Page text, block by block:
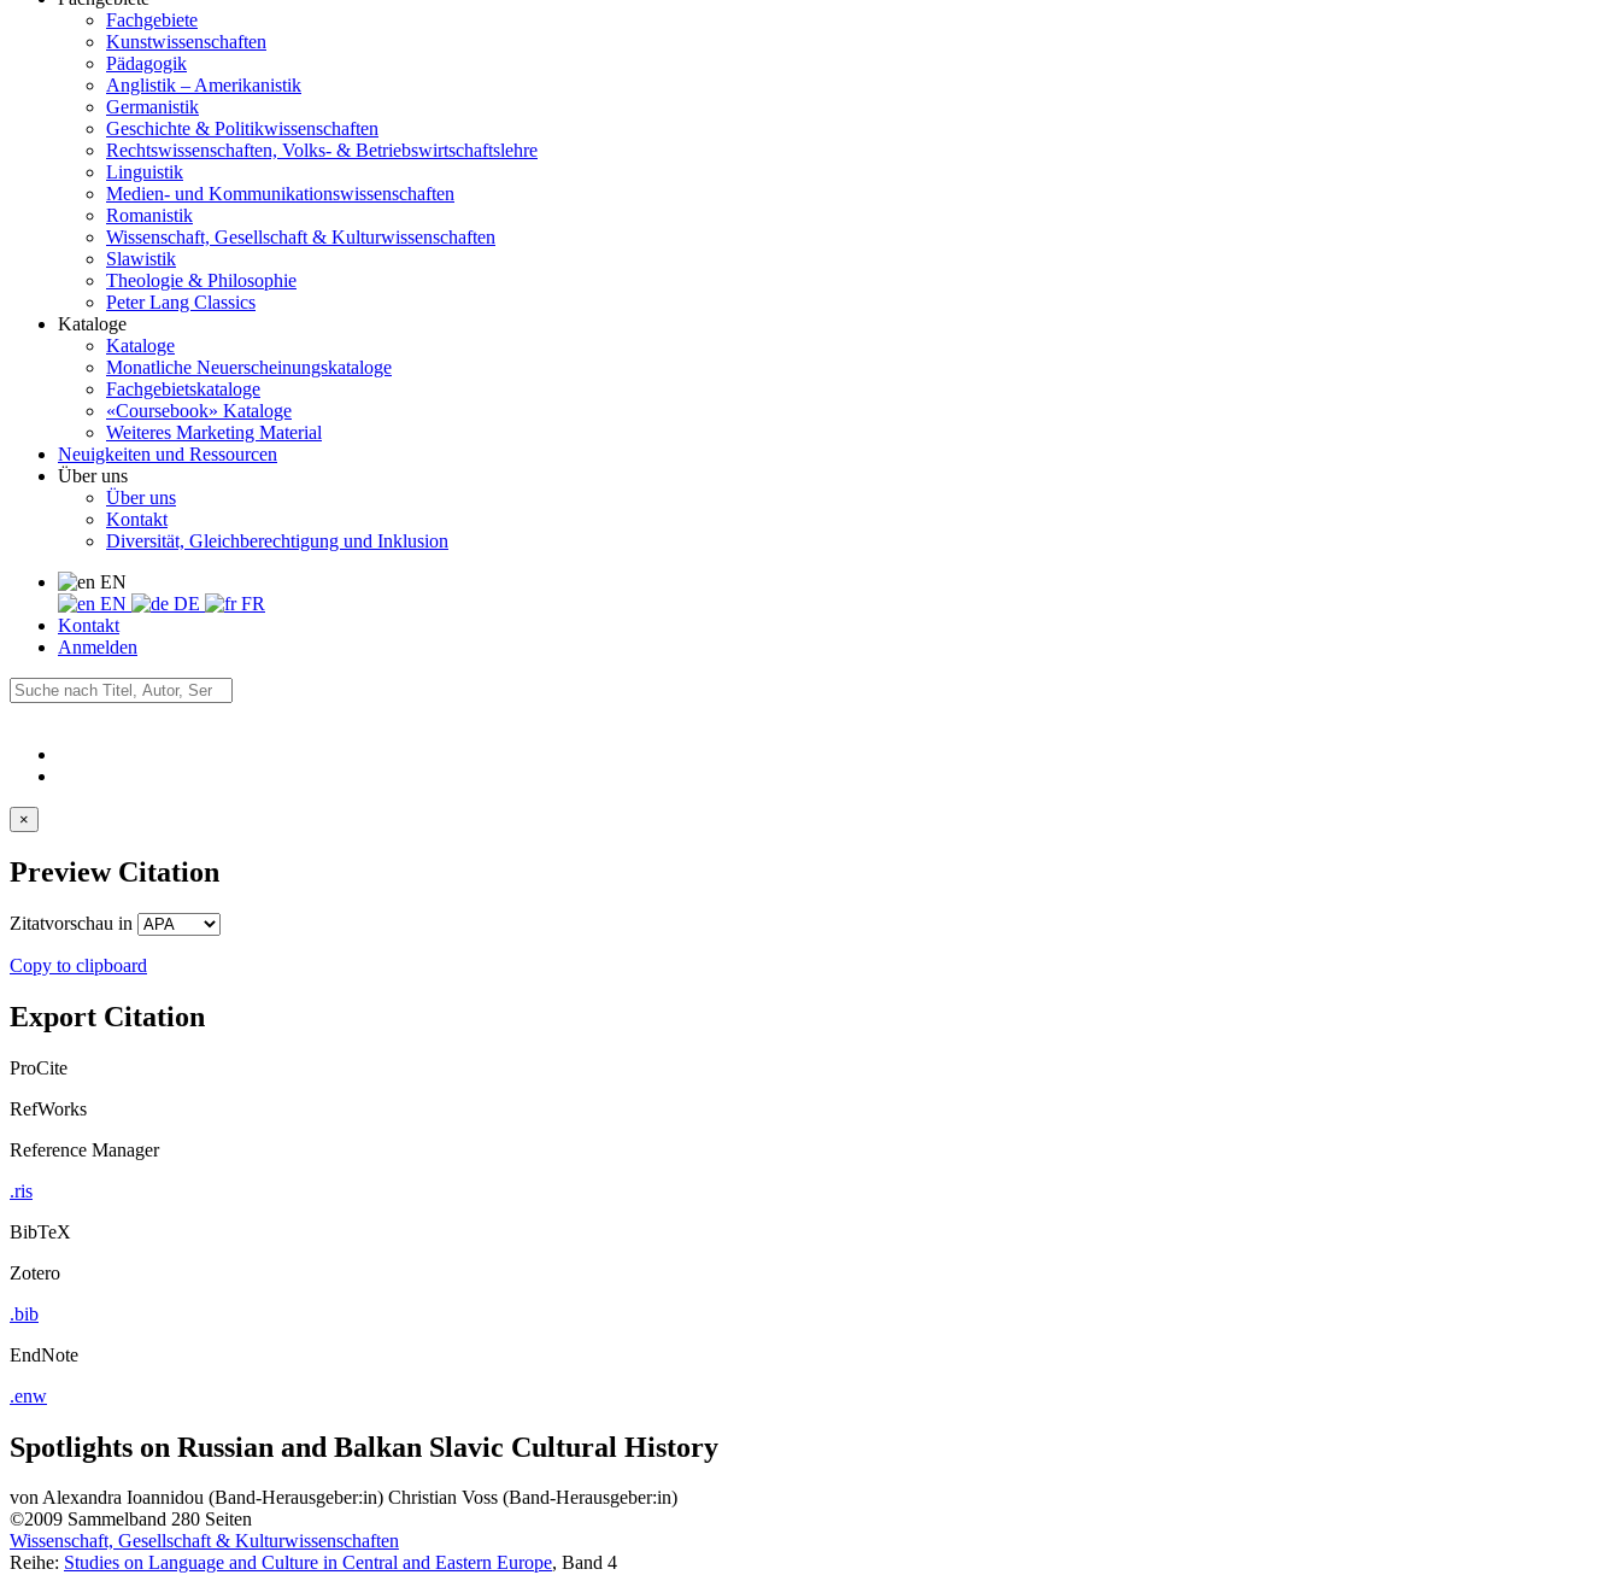
Fachgebiete
Kunstwissenschaften
Pädagogik
Anglistik – Amerikanistik
Germanistik
Geschichte & Politikwissenschaften
Rechtswissenschaften, Volks- & Betriebswirtschaftslehre
Linguistik
Medien- und Kommunikationswissenschaften
Romanistik
Wissenschaft, Gesellschaft & Kulturwissenschaften
Slawistik
Theologie & Philosophie
Peter Lang Classics
Kataloge
Kataloge
Monatliche Neuerscheinungskataloge
Fachgebietskataloge
«Coursebook» Kataloge
Weiteres Marketing Material
Neuigkeiten und Ressourcen
Über uns
Über uns
Kontakt
Diversität, Gleichberechtigung und Inklusion
EN
EN
DE
FR
Kontakt
Anmelden
×
Preview Citation
Zitatvorschau in
Copy to clipboard
Export Citation
ProCite
RefWorks
Reference Manager
.ris
BibTeX
Zotero
.bib
EndNote
.enw
Spotlights on Russian and Balkan Slavic Cultural History
vonAlexandra Ioannidou (Band-Herausgeber:in) Christian Voss (Band-Herausgeber:in)
©2009 Sammelband 280 Seiten
Wissenschaft, Gesellschaft & Kulturwissenschaften
Reihe: Studies on Language and Culture in Central and Eastern Europe, Band 4